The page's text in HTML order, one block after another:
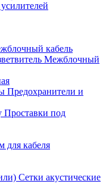
кабель
Межблочный
Предохранители и
Проставки под
для кабеля
Сетки акустические